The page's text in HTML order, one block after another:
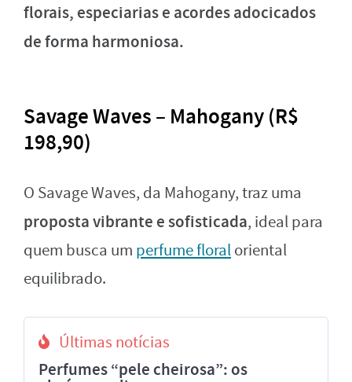
florais, especiarias e acordes adocicados
de forma harmoniosa.
Savage Waves – Mahogany (R$
198,90)
O Savage Waves, da Mahogany, traz uma
proposta vibrante e sofisticada, ideal para
quem busca um perfume floraloriental
equilibrado.
Últimas notícias
Perfumes “pele cheirosa”: os